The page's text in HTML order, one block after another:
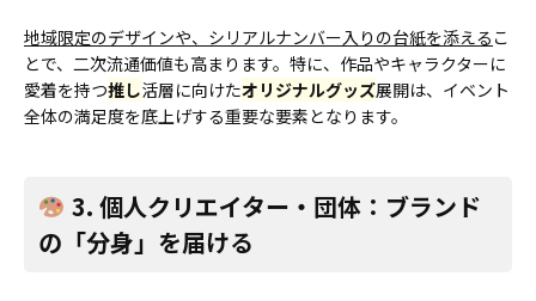
地域限定のデザインや、シリアルナンバー入りの台紙を添える こ
とで、二次流通価値も高まります。特に、作品やキャラクターに
愛着を持つ推し活層に向けたオリジナルグッズ展開は、イベント
全体の満足度を底上げする重要な要素となります。
3. 個人クリエイター・団体：ブランド
の「分身」を届ける